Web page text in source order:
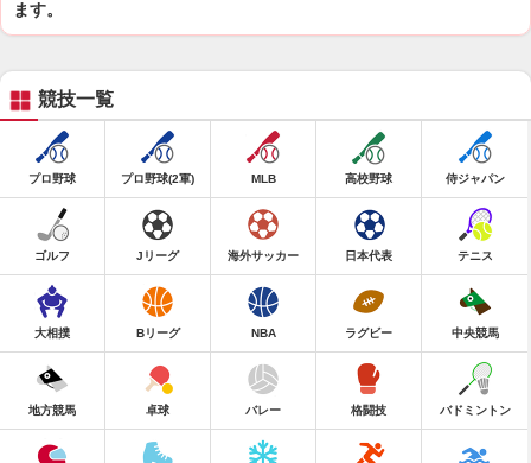
ます。
競技一覧
プロ野球 プロ野球(2軍) MLB 高校野球 侍ジャパン
ゴルフ Jリーグ 海外サッカー 日本代表 テニス
大相撲 Bリーグ NBA ラグビー 中央競馬
地方競馬 卓球 バレー 格闘技 バドミントン